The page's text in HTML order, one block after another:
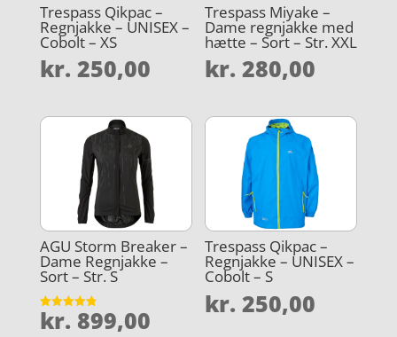
Trespass Qikpac –
Regnjakke – UNISEX –
Cobolt – XS
kr. 250,00
Trespass Miyake –
Dame regnjakke med
hætte – Sort – Str. XXL
kr. 280,00
AGU Storm Breaker –
Dame Regnjakke –
Sort – Str. S
Vurderet
4.8
kr. 899,00
Trespass Qikpac –
Regnjakke – UNISEX –
Cobolt – S
kr. 250,00